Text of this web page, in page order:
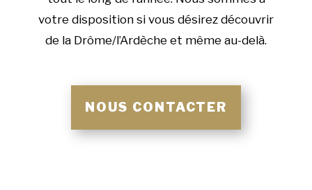
votre disposition si vous désirez découvrir
de la Drôme/l’Ardèche et même au-delà.
NOUS CONTACTER